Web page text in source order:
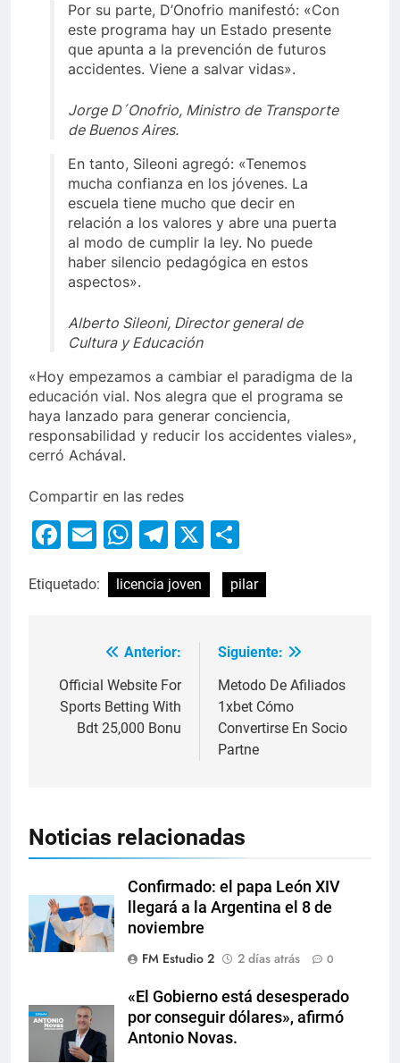
Por su parte, D’Onofrio manifestó: «Con
este programa hay un Estado presente
que apunta a la prevención de futuros
accidentes. Viene a salvar vidas».
Jorge D´Onofrio, Ministro de Transporte
de Buenos Aires.
En tanto, Sileoni agregó: «Tenemos
mucha confianza en los jóvenes. La
escuela tiene mucho que decir en
relación a los valores y abre una puerta
al modo de cumplir la ley. No puede
haber silencio pedagógica en estos
aspectos».
Alberto Sileoni, Director general de
Cultura y Educación
«Hoy empezamos a cambiar el paradigma de la
educación vial. Nos alegra que el programa se
haya lanzado para generar conciencia,
responsabilidad y reducir los accidentes viales»,
cerró Achával.
Compartir en las redes
Facebook
EmailWhatsApp
Telegram
X
Etiquetado: licencia joven pilar
Anterior:
Official Website For
Sports Betting With
Bdt 25,000 Bonu
Siguiente:
Metodo De Afiliados
1xbet Cómo
Convertirse En Socio
Partne
Noticias relacionadas
Confirmado: el papa León XIV
llegará a la Argentina el 8 de
noviembre
FM Estudio 2
2 días atrás 0
«El Gobierno está desesperado
por conseguir dólares», afirmó
Antonio Novas.